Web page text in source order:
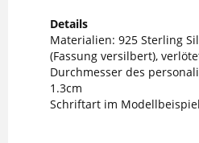
Details
Materialien: 925 Sterling
(Fassung versilbert),
Durchmesser des
1.3cm
Schriftart im